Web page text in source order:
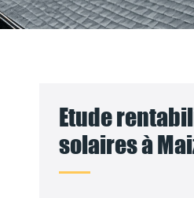
Etude
solaires à